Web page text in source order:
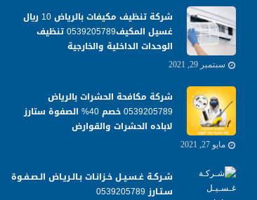
شركة تنظيف مكيفات بالرياض 10 ريال
غسيل المكيف0539205789 تنظيف
الوحدات الداخلية والخارجية
سبتمبر 29, 2021
شركة مكافحة الحشرات بالرياض
0539205789 خصم 40% الصفوة ستارز
لاباده الحشرات والقوارض
مايو 27, 2021
شـركـة غـسـيـل خـزانـات بـالـريـاض الـصـفـوة
سـتـارز 0539205789